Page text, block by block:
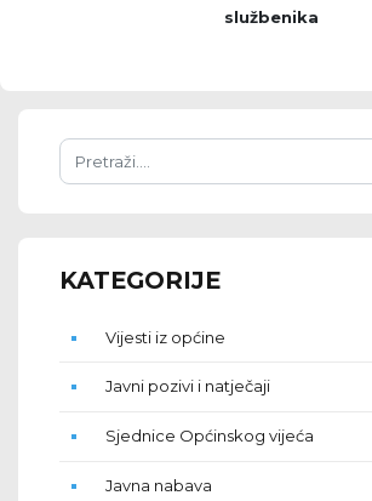
službenika
KATEGORIJE
Vijesti iz općine
Javni pozivi i natječaji
Sjednice Općinskog vijeća
Javna nabava